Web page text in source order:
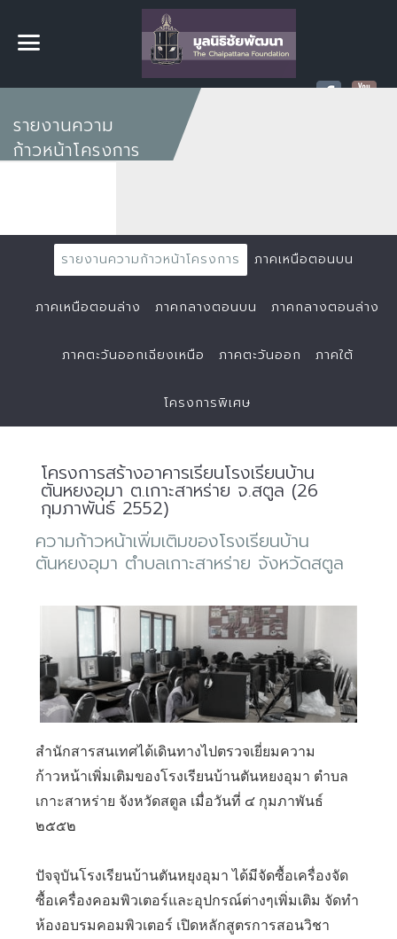
รายงานความ
ก้าวหน้าโครงการ
รายงานความก้าวหน้าโครงการ ภาคเหนือตอนบน
ภาคเหนือตอนล่าง ภาคกลางตอนบน ภาคกลางตอนล่าง
ภาคตะวันออกเฉียงเหนือ ภาคตะวันออก ภาคใต้
โครงการพิเศษ
โครงการสร้างอาคารเรียนโรงเรียนบ้าน
ตันหยงอุมา ต.เกาะสาหร่าย จ.สตูล (26
กุมภาพันธ์ 2552)
ความก้าวหน้าเพิ่มเติมของโรงเรียนบ้าน
ตันหยงอุมา ตำบลเกาะสาหร่าย จังหวัดสตูล
สำนักสารสนเทศได้เดินทางไปตรวจเยี่ยมความ
ก้าวหน้าเพิ่มเติมของโรงเรียนบ้านตันหยงอุมา ตำบล
เกาะสาหร่าย จังหวัดสตูล เมื่อวันที่ ๔ กุมภาพันธ์
๒๕๕๒
ปัจจุบันโรงเรียนบ้านตันหยุงอุมา ได้มีจัดซื้อเครื่องจัด
ซื้อเครื่องคอมพิวเตอร์และอุปกรณ์ต่างๆเพิ่มเติม จัดทำ
ห้องอบรมคอมพิวเตอร์ เปิดหลักสูตรการสอนวิชา